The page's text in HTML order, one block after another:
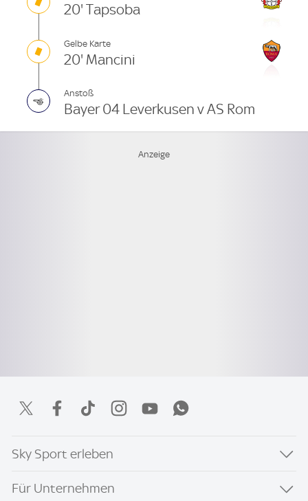
20' Tapsoba
Gelbe Karte
20' Mancini
Anstoß
Bayer 04 Leverkusen v AS Rom
Sky Sport erleben
Für Unternehmen